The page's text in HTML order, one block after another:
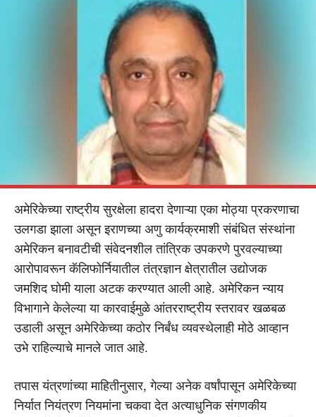
अमेरिकेच्या राष्ट्रीय सुरक्षेला हादरा देणाऱ्या एका मोठ्या प्रकरणाचा
उलगडा झाला असून इराणच्या अणु कार्यक्रमाशी संबंधित संस्थांना
अमेरिकन बनावटीची संवेदनशील तांत्रिक उपकरणे पुरवल्याच्या
आरोपावरून कॅलिफोर्नियातील तंत्रज्ञान क्षेत्रातील उद्योजक
जमशिद घोमी याला अटक करण्यात आली आहे. अमेरिकन न्याय
विभागाने केलेल्या या कारवाईमुळे आंतरराष्ट्रीय स्तरावर खळबळ
उडाली असून अमेरिकेच्या कठोर निर्बंध व्यवस्थेलाही मोठे आव्हान
उभे राहिल्याचे मानले जात आहे.
तपास यंत्रणांच्या माहितीनुसार, गेल्या अनेक वर्षांपासून अमेरिकेच्या
निर्यात नियंत्रण नियमांना चकवा देत अत्याधुनिक संगणकीय